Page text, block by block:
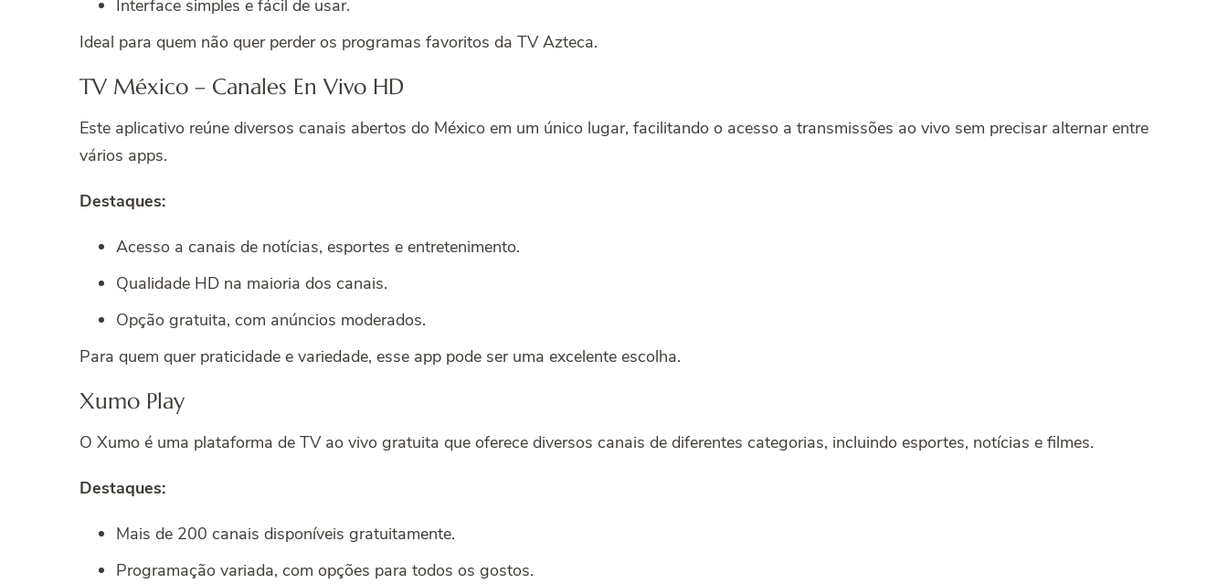
Interface simples e fácil de usar.
Ideal para quem não quer perder os programas favoritos da TV Azteca.
TV México – Canales En Vivo HD
Este aplicativo reúne diversos canais abertos do México em um único lugar, facilitando o acesso a transmissões ao vivo sem precisar alternar entre
vários apps.
Destaques:
Acesso a canais de notícias, esportes e entretenimento.
Qualidade HD na maioria dos canais.
Opção gratuita, com anúncios moderados.
Para quem quer praticidade e variedade, esse app pode ser uma excelente escolha.
Xumo Play
O Xumo é uma plataforma de TV ao vivo gratuita que oferece diversos canais de diferentes categorias, incluindo esportes, notícias e filmes.
Destaques:
Mais de 200 canais disponíveis gratuitamente.
Programação variada, com opções para todos os gostos.